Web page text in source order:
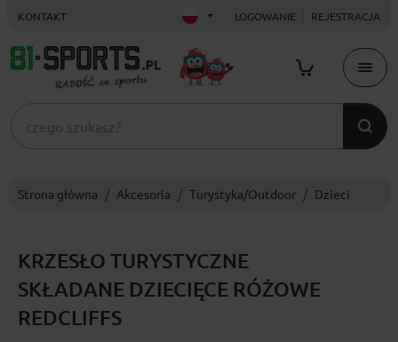
KONTAKT LOGOWANIE REJESTRACJA
Strona główna Akcesoria Turystyka/Outdoor Dzieci
KRZESŁO TURYSTYCZNE
SKŁADANE DZIECIĘCE RÓŻOWE
REDCLIFFS